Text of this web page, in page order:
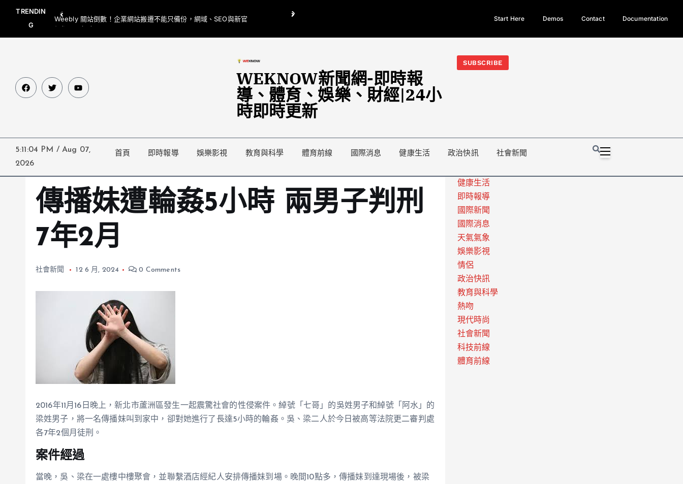
TRENDIN
G
Weebly 關站倒數！企業網站搬遷不能只備份，網域、SEO與新官
網都要一起處理
翁曉玲喊刪陸委會1295萬媒宣費惹議 梁文傑回「只能靠嘴巴」
今日熱門新聞TOP3｜西拉雅族正式成第17個原住民族、立院電競
光電場回
Start Here Demos Contact Documentation
WEKNOW新聞網-即時報
導、體育、娛樂、財經|24小
時即時更新
SUBSCRIBE
5:11:05 PM / Aug 07,
2026
首頁 即時報導 娛樂影視 教育與科學 體育前線 國際消息 健康生活 政治快訊 社會新聞
傳播妹遭輪姦5小時 兩男子判刑
7年2月
社會新聞 12 6 月, 2024 0 Comments
2016年11月16日晚上，新北市蘆洲區發生一起震驚社會的性侵案件。綽號「七哥」的吳姓男子和綽號「阿水」的
梁姓男子，將一名傳播妹叫到家中，卻對她進行了長達5小時的輪姦。吳、梁二人於今日被高等法院更二審判處
各7年2個月徒刑。
案件經過
當晚，吳、梁在一處樓中樓聚會，並聯繫酒店經紀人安排傳播妹到場。晚間10點多，傳播妹到達現場後，被梁
健康生活
即時報導
國際新聞
國際消息
天氣氣象
娛樂影視
情侶
政治快訊
教育與科學
熱吻
現代時尚
社會新聞
科技前線
體育前線